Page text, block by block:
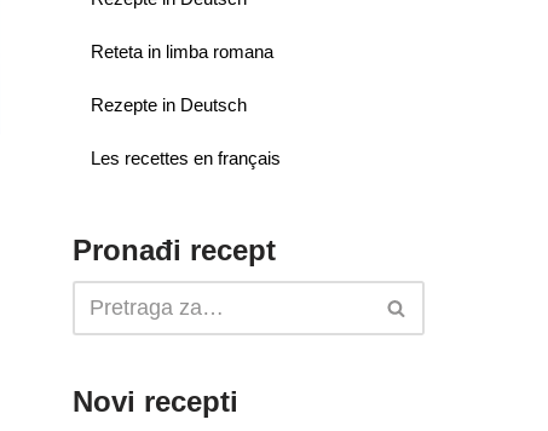
Reteta in limba romana
Rezepte in Deutsch
Les recettes en français
Pronađi recept
Novi recepti